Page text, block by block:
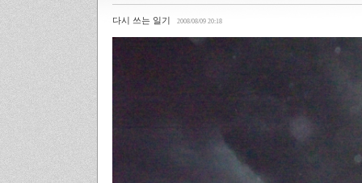
다시 쓰는 일기 2008/08/09 20:18